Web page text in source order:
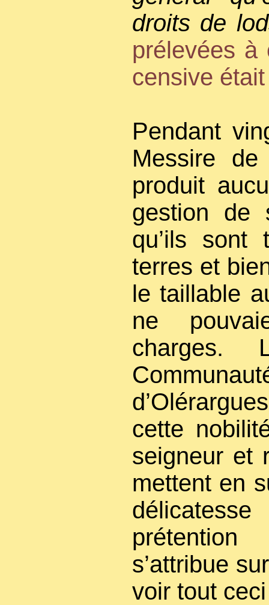
droits de
prélevées à
censive
Pendant
Messire
produit
gestion de
qu’ils sont
terres et
le taillable
ne
cette
seigneur et
mettent en
s’attribue
voir tout